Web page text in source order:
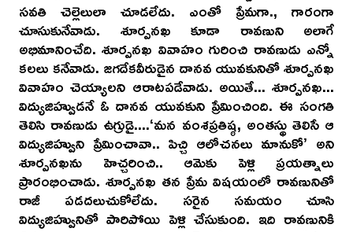
సవతి చెల్లెలులా చూడలేదు. ఎంతో ప్రేమగా., గారంగా
చూసుకునేవాడు. శూర్పనఖ కూడా రావణుని అలాగే
అభిమానించేది. శూర్పనఖ వివాహం గురించి రావణుడు ఎన్నో
కలలు కనేవాడు. జగదేకవీరుడైన దానవ యువకునితో శూర్పనఖ
వివాహం చెయ్యాలని ఆరాటపడేవాడు. అయితే... శూర్పనఖ...
విద్యుజిహ్వుడనే ఓ దానవ యువకుని ప్రేమించింది. ఈ సంగతి
తెలిసి రావణుడు ఉగ్రుడై....‘మన వంశప్రతిష్ఠ, అంతస్థు తెలిసే ఆ
విద్యుజిహ్వుని ప్రేమించావా.. పిచ్చి ఆలోచనలు మానుకో’ అని
శూర్పనఖను హెచ్చరించి.. ఆమెకు పెళ్లి ప్రయత్నాలు
ప్రారంభించాడు. శూర్పనఖ తన ప్రేమ విషయంలో రావణునితో
రాజీ పడదలుచుకోలేదు. సరైన సమయం చూసి
విద్యుజిహ్వునితో పారిపోయి పెళ్లి చేసుకుంది. ఇది రావణునికి